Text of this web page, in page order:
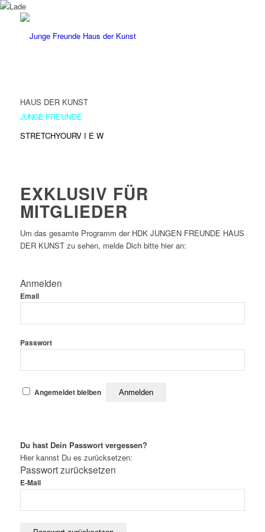
HAUS DER KUNST
JUNGEFREUNDE
STRETCHYOURVI E W
EXKLUSIV FÜR
MITGLIEDER
Um das gesamte Programm der HDK JUNGEN FREUNDE HAUS
DER KUNST zu sehen, melde Dich bitte hier an:
Anmelden
Email
Passwort
Angemeldet bleiben
Du hast Dein Passwort vergessen?
Hier kannst Du es zurücksetzen:
Passwort zurücksetzen
E-Mail